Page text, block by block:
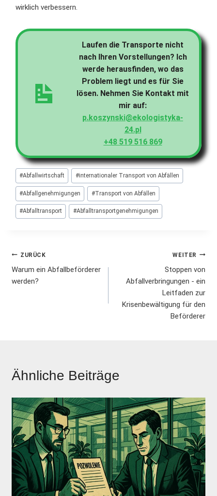
wirklich verbessern.
Laufen die Transporte nicht
nach Ihren Vorstellungen? Ich
werde herausfinden, wo das
Problem liegt und es für Sie
lösen. Nehmen Sie Kontakt mit
mir auf:
p.koszynski@ekologistyka-
24.pl
+48 519 516 869
Schlagworte:
#Abfallwirtschaft #internationaler Transport von Abfällen
#Abfallgenehmigungen #Transport von Abfällen
#Abfalltransport #Abfalltransportgenehmigungen
Beitrags-
Navigation
ZURÜCK
Warum ein Abfallbeförderer
werden?
WEITER
Stoppen von
Abfallverbringungen - ein
Leitfaden zur
Krisenbewältigung für den
Beförderer
Ähnliche Beiträge